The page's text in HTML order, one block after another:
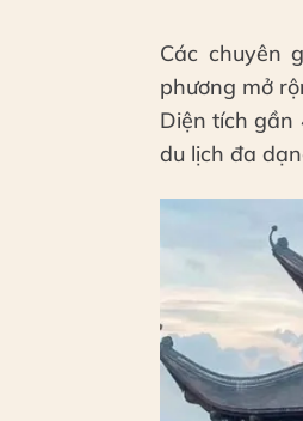
Các chuyên
phương mở
Diện tích gần
du lịch đa